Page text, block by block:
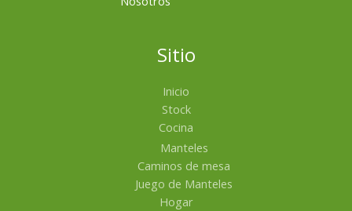
Sitio
Inicio
Stock
Cocina
Manteles
Caminos de mesa
Juego de Manteles
Hogar